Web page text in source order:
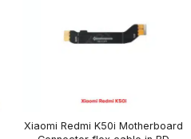
Xiaomi Redmi K50i Motherboard